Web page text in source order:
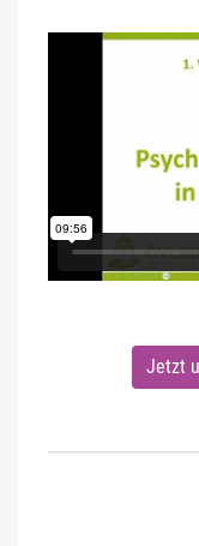
Jetzt